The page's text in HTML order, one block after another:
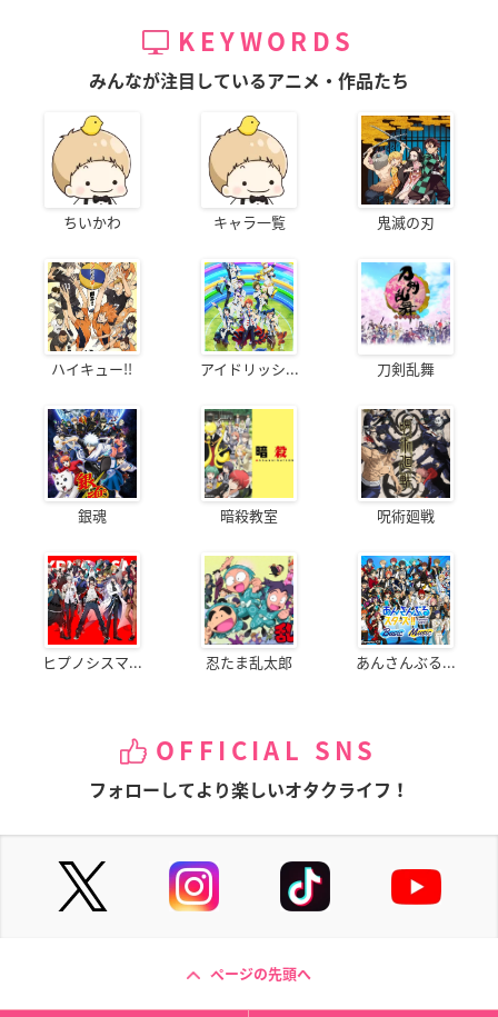
KEYWORDS
みんなが注目しているアニメ・作品たち
ちいかわ キャラ一覧 鬼滅の刃
ハイキュー!! アイドリッシ... 刀剣乱舞
銀魂 暗殺教室 呪術廻戦
ヒプノシスマ... 忍たま乱太郎 あんさんぶる...
OFFICIAL SNS
フォローしてより楽しいオタクライフ！
ページの先頭へ